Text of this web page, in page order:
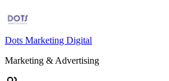
Dots Marketing Digital
Marketing & Advertising